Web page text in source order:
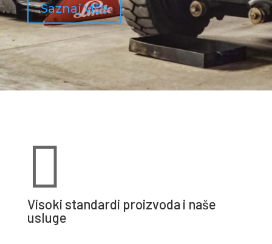
Saznaj više

Visoki standardi proizvoda i naše
usluge